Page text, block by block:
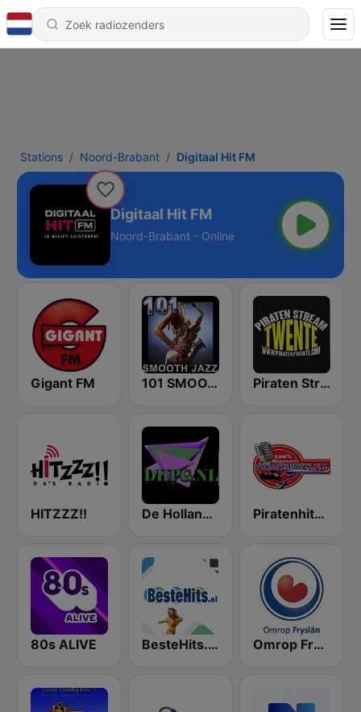
Stations Noord-Brabant Digitaal Hit FM
Digitaal Hit FM
Noord-Brabant - Online
Gigant FM 101 SMOOTH JAZZ Piraten Stream Twente
HITZZZ!! De Hollandse Piraten Gigant Piratenhits FM
80s ALIVE BesteHits.nl Hollands Omrop Fryslân